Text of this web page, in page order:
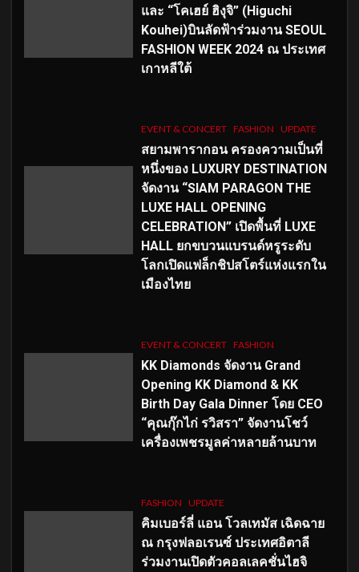
และ “โคเฮย์ ฮิงุจิ” (Higuchi
Kouhei)บินลัดฟ้าร่วมงาน SEOUL
FASHION WEEK 2024 ณ ประเทศ
เกาหลีใต้
EVENT & CONCERT FASHION UPDATE
สยามพารากอน ครองความเป็นที่
หนึ่งของ LUXURY DESTINATION
จัดงาน “SIAM PARAGON THE
LUXE HALL OPENING
CELEBRATION” เปิดพื้นที่ LUXE
HALL ยกขบวนแบรนด์หรูระดับ
โลกเปิดแฟล็กชิปสโตร์แห่งแรกใน
เมืองไทย
EVENT & CONCERT FASHION
KK Diamonds จัดงาน Grand
Opening KK Diamond & KK
Birth Day Gala Dinner โดย CEO
“คุณกุ๊กไก่ รวิสรา” จัดงานโชว์
เครื่องเพชรมูลค่าหลายล้านบาท
FASHION UPDATE
คิมเบอร์ลี่ แอน โวลเทมัส เฉิดฉาย
ณ กรุงฟลอเรนซ์ ประเทศอิตาลี
ร่วมงานเปิดตัวคอลเลคชั่นไฮจิ